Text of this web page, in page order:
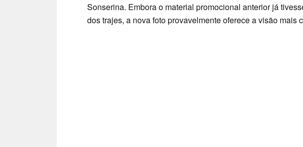
Sonserina. Embora o material promocional anterior já
dos trajes, a nova foto provavelmente oferece a visão mais